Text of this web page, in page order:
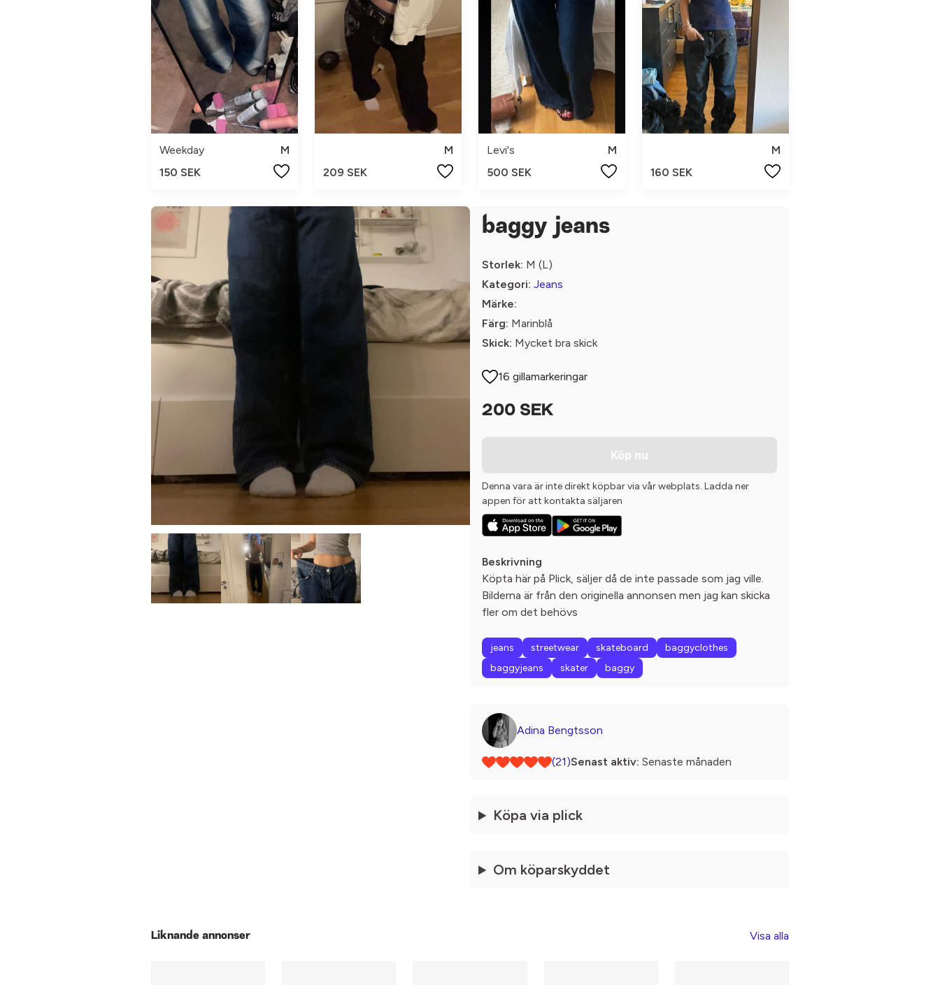
Weekday
M
150 SEK
M
209 SEK
Levi's
M
500 SEK
M
160 SEK
baggy jeans
Storlek: M (L)
Kategori: Jeans
Märke:
Färg: Marinblå
Skick: Mycket bra skick
16 gillamarkeringar
200 SEK
Köp nu
Denna vara är inte direkt köpbar via vår webplats. Ladda ner
appen för att kontakta säljaren
Beskrivning
Köpta här på Plick, säljer då de inte passade som jag ville.
Bilderna är från den originella annonsen men jag kan skicka
fler om det behövs
jeans streetwear skateboard
baggyclothes
baggyjeans
skater baggy
Adina Bengtsson
(21)Senast aktiv: Senaste månaden
Köpa via plick
Om köparskyddet
Liknande annonser Visa alla